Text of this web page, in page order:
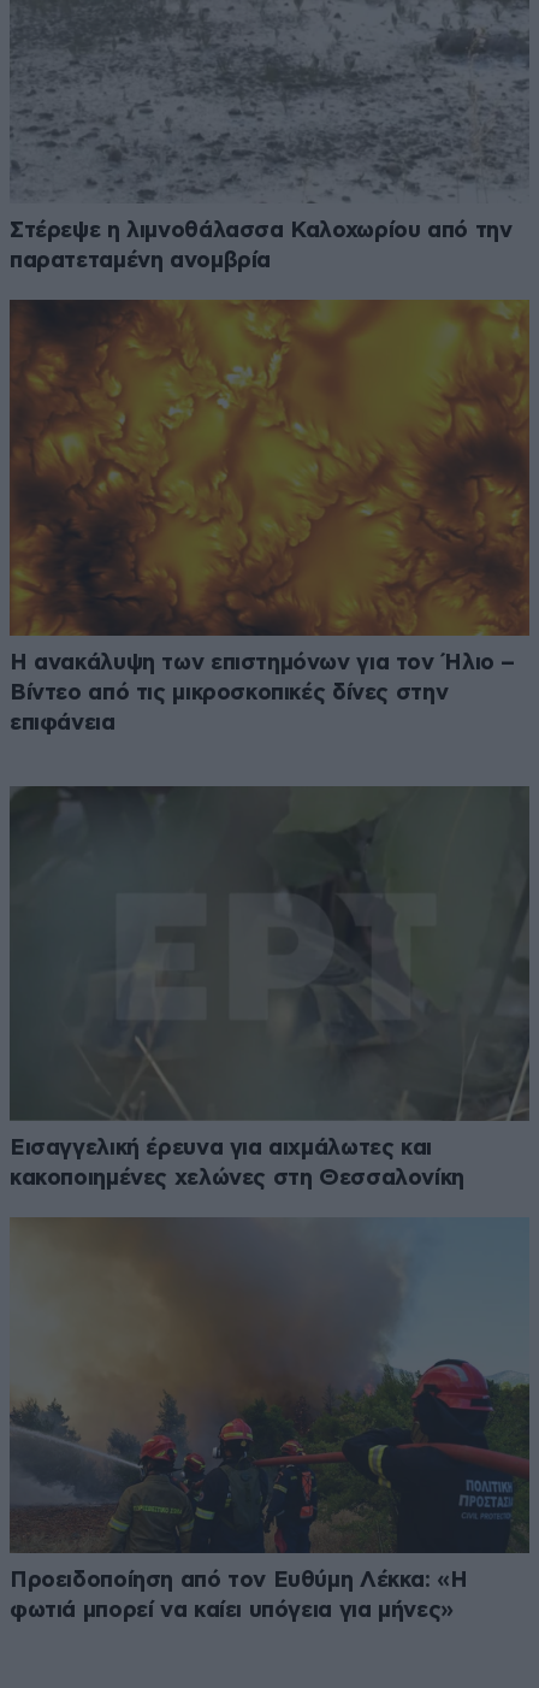
Στέρεψε η λιμνοθάλασσα Καλοχωρίου από την
παρατεταμένη ανομβρία
Η ανακάλυψη των επιστημόνων για τον Ήλιο –
Βίντεο από τις μικροσκοπικές δίνες στην
επιφάνεια
Εισαγγελική έρευνα για αιχμάλωτες και
κακοποιημένες χελώνες στη Θεσσαλονίκη
Προειδοποίηση από τον Ευθύμη Λέκκα: «Η
φωτιά μπορεί να καίει υπόγεια για μήνες»